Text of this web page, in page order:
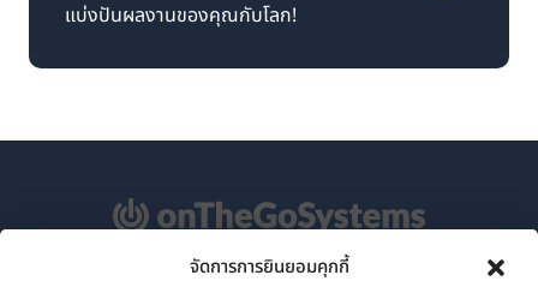
จัดการการยินยอมคุกกี้
แบ่งปันผลงานของคุณกับโลก!